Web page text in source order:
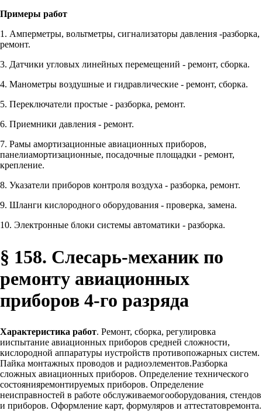
Примеры работ
1. Амперметры, вольтметры, сигнализаторы давления -разборка,
ремонт.
3. Датчики угловых линейных перемещений - ремонт, сборка.
4. Манометры воздушные и гидравлические - ремонт, сборка.
5. Переключатели простые - разборка, ремонт.
6. Приемники давления - ремонт.
7. Рамы амортизационные авиационных приборов,
панелиамортизационные, посадочные площадки - ремонт,
крепление.
8. Указатели приборов контроля воздуха - разборка, ремонт.
9. Шланги кислородного оборудования - проверка, замена.
10. Электронные блоки системы автоматики - разборка.
§ 158. Слесарь-механик по
ремонту авиационных
приборов 4-го разряда
Характеристика работ. Ремонт, сборка, регулировка
ииспытание авиационных приборов средней сложности,
кислородной аппаратуры иустройств противопожарных систем.
Пайка монтажных проводов и радиоэлементов.Разборка
сложных авиационных приборов. Определение технического
состоянияремонтируемых приборов. Определение
неисправностей в работе обслуживаемогооборудования, стендов
и приборов. Оформление карт, формуляров и аттестатовремонта.